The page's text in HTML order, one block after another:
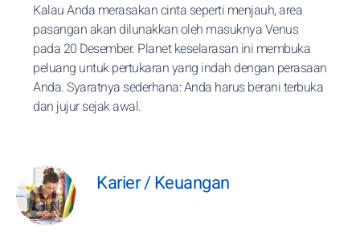
Kalau Anda merasakan cinta seperti menjauh, area
pasangan akan dilunakkan oleh masuknya Venus
pada 20 Desember. Planet keselarasan ini membuka
peluang untuk pertukaran yang indah dengan perasaan
Anda. Syaratnya sederhana: Anda harus berani terbuka
dan jujur sejak awal.
Karier / Keuangan